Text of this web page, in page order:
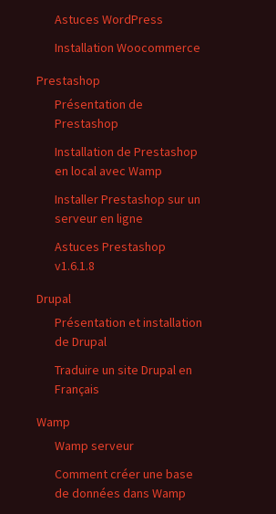
Astuces WordPress
Installation Woocommerce
Prestashop
Présentation de
Prestashop
Installation de Prestashop
en local avec Wamp
Installer Prestashop sur un
serveur en ligne
Astuces Prestashop
v1.6.1.8
Drupal
Présentation et installation
de Drupal
Traduire un site Drupal en
Français
Wamp
Wamp serveur
Comment créer une base
de données dans Wamp